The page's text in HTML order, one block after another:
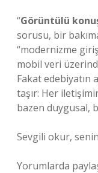
“Görüntülü
sorusu, bir
“modernizme
mobil veri
Fakat edebiyatın
taşır: Her
bazen duygusal,
Sevgili okur,
Yorumlarda